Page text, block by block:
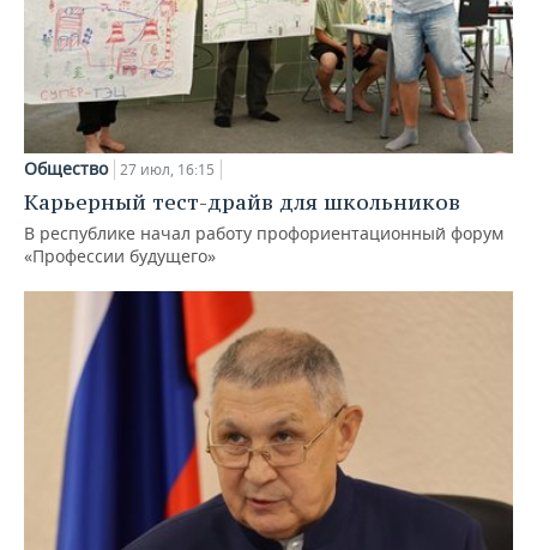
Общество 27 июл, 16:15
Карьерный тест-драйв для школьников
В республике начал работу профориентационный форум
«Профессии будущего»